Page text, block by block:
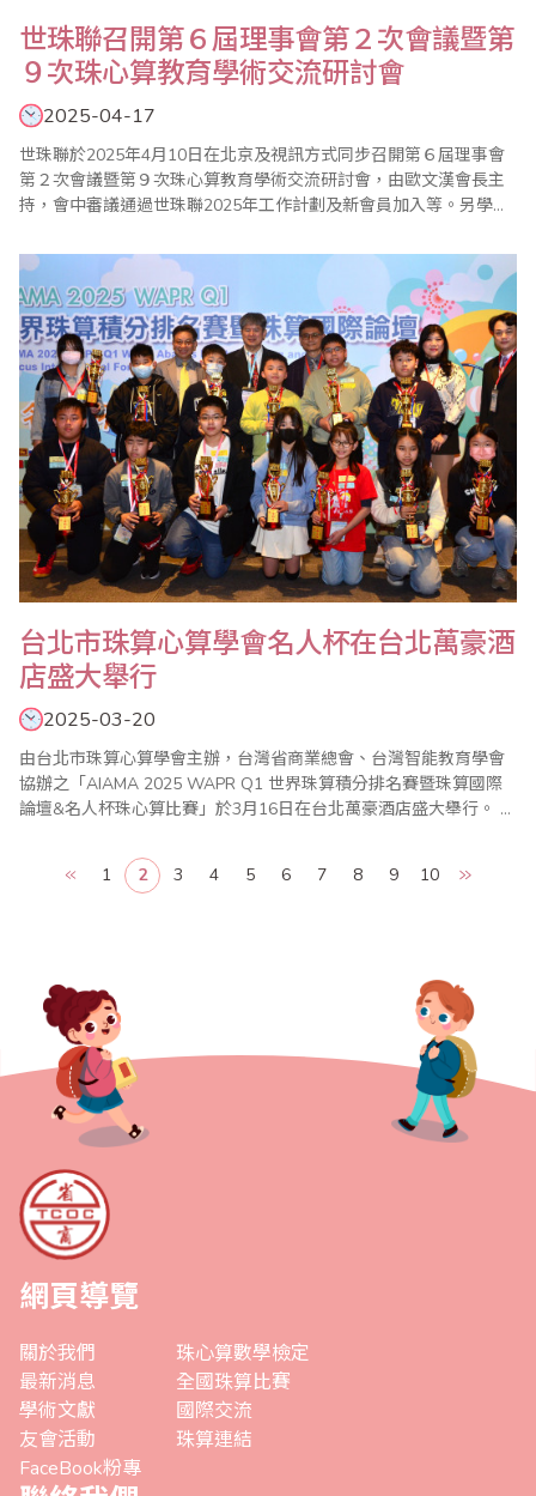
世珠聯召開第６屆理事會第２次會議暨第
９次珠心算教育學術交流研討會
2025-04-17
世珠聯於2025年4月10日在北京及視訊方式同步召開第６屆理事會
第２次會議暨第９次珠心算教育學術交流研討會，由歐文漢會長主
持，會中審議通過世珠聯2025年工作計劃及新會員加入等。另學術
專題分享。
台北市珠算心算學會名人杯在台北萬豪酒
店盛大舉行
2025-03-20
由台北市珠算心算學會主辦，台灣省商業總會、台灣智能教育學會
協辦之「AIAMA 2025 WAPR Q1 世界珠算積分排名賽暨珠算國際
論壇&名人杯珠心算比賽」於3月16日在台北萬豪酒店盛大舉行。 本
「2025 珠算奧林匹克國際大賽」選手代表；值得一提的「名人杯珠
算PK 獎金賽」，每年大會均遴選珠算項目最優六名(Top 6)選手..
1 2 3 4 5 6 7 8 9 10
網頁導覽
關於我們
最新消息
學術文獻
友會活動
FaceBook粉專
珠心算數學檢定
全國珠算比賽
國際交流
珠算連結